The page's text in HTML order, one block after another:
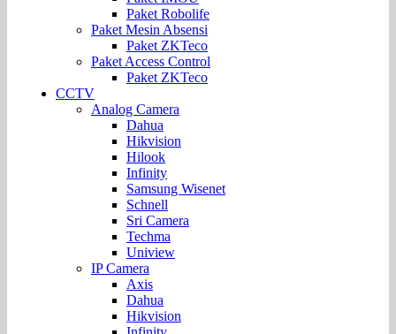
Paket Robolife
Paket Mesin Absensi
Paket ZKTeco
Paket Access Control
Paket ZKTeco
CCTV
Analog Camera
Dahua
Hikvision
Hilook
Infinity
Samsung Wisenet
Schnell
Sri Camera
Techma
Uniview
IP Camera
Axis
Dahua
Hikvision